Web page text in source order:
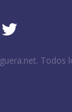
Todos